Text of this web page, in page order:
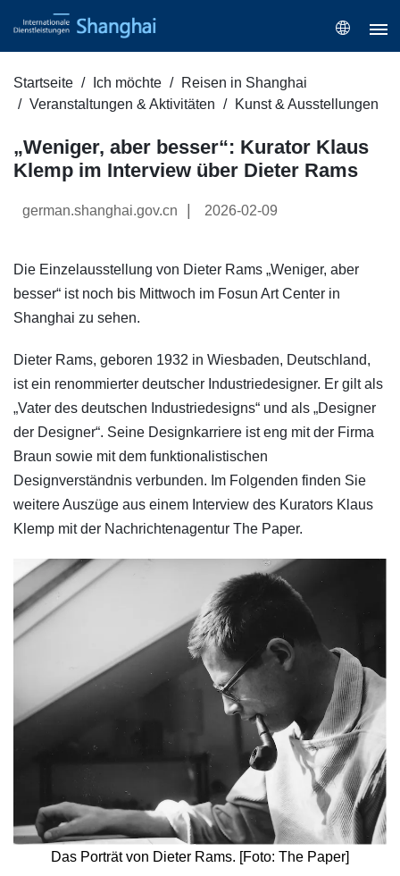
Startseite Ich möchte
Reisen in Shanghai
Veranstaltungen & Aktivitäten
Kunst & Ausstellungen
„Weniger, aber besser“: Kurator Klaus
Klemp im Interview über Dieter Rams
german.shanghai.gov.cn 2026-02-09
Die Einzelausstellung von Dieter Rams „Weniger, aber
besser“ ist noch bis Mittwoch im Fosun Art Center in
Shanghai zu sehen.
Dieter Rams, geboren 1932 in Wiesbaden, Deutschland,
ist ein renommierter deutscher Industriedesigner. Er gilt als
„Vater des deutschen Industriedesigns“ und als „Designer
der Designer“. Seine Designkarriere ist eng mit der Firma
Braun sowie mit dem funktionalistischen
Designverständnis verbunden. Im Folgenden finden Sie
weitere Auszüge aus einem Interview des Kurators Klaus
Klemp mit der Nachrichtenagentur The Paper.
Das Porträt von Dieter Rams. [Foto: The Paper]